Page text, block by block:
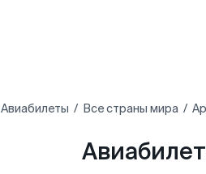
Авиабилеты Все страны мира